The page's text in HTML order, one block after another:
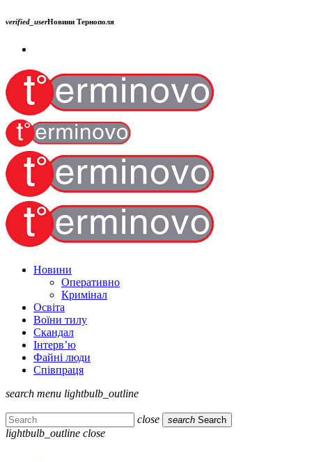
verified_userНовини Тернополя
Новини
Оперативно
Кримінал
Освіта
Воїни тилу
Скандал
Інтерв’ю
Файні люди
Співпраця
search menu lightbulb_outline
close search Search
lightbulb_outline close